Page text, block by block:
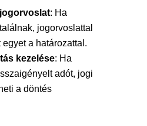
: Ha
jogorvoslattal
a határozattal.
kezelése: Ha
adót, jogi
a döntés